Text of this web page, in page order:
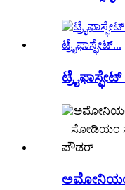
ಅಮೋನಿಯಂ